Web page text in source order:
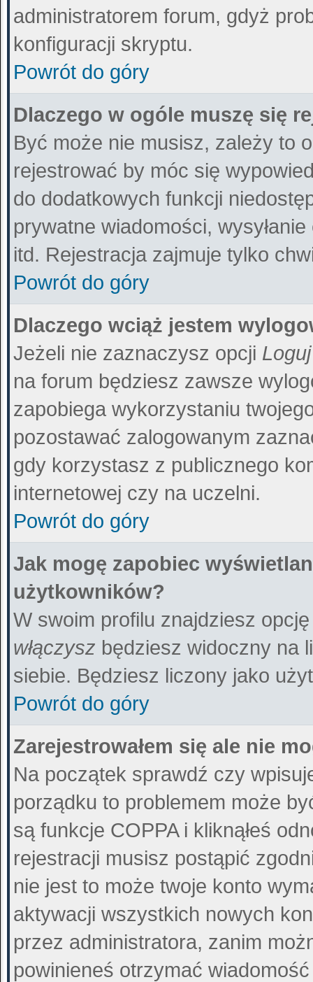
administratorem forum, gdyż
konfiguracji skryptu.
Powrót do góry
Dlaczego w ogóle muszę się
Być może nie musisz, zależy to
rejestrować by móc się
do dodatkowych funkcji
prywatne wiadomości,
itd. Rejestracja zajmuje tylko
Powrót do góry
Dlaczego wciąż jestem
Jeżeli nie zaznaczysz opcji
na forum będziesz zawsze
zapobiega wykorzystaniu
pozostawać zalogowanym
gdy korzystasz z publicznego
internetowej czy na uczelni.
Powrót do góry
Jak mogę zapobiec
użytkowników?
W swoim profilu znajdziesz
włączysz będziesz widoczny na
siebie. Będziesz liczony jako
Powrót do góry
Zarejestrowałem się ale nie
Na początek sprawdź czy
porządku to problemem może
są funkcje COPPA i kliknąłeś
rejestracji musisz postąpić
nie jest to może twoje konto
aktywacji wszystkich nowych
przez administratora, zanim
powinieneś otrzymać